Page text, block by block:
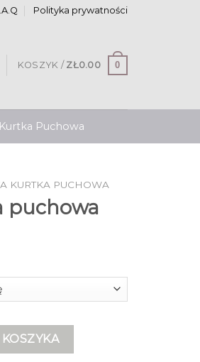
Polityka prywatności
KOSZYK / ZŁ0.00 0
Puchowa
KURTKA PUCHOWA
puchowa